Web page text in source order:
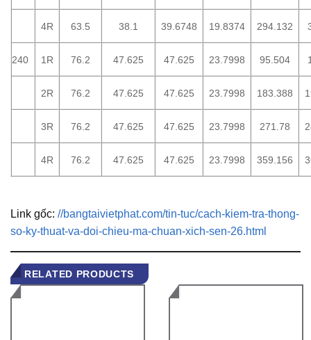
4R 63.5 38.1 39.6748 19.8374 294.132
240 1R 76.2 47.625 47.625 23.7998 95.504
2R 76.2 47.625 47.625 23.7998 183.388
3R 76.2 47.625 47.625 23.7998 271.78
4R 76.2 47.625 47.625 23.7998 359.156
Link gốc: //bangtaivietphat.com/tin-tuc/cach-kiem-tra-thong-
so-ky-thuat-va-doi-chieu-ma-chuan-xich-sen-26.html
RELATED PRODUCTS